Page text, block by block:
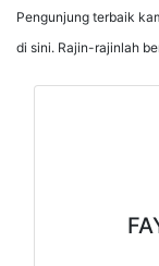
Pengunjung terbaik
di sini. Rajin-rajinlah